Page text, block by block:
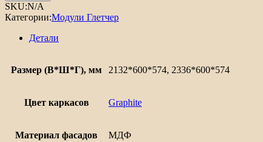
пенал
с
2-
под
технику
SKU:N/A
Категории:Модули Глетчер
Детали
Размер (В*Ш*Г), мм 2132*600*574, 2336*600*574
Цвет каркасов Graphite
Материал фасадов МДФ